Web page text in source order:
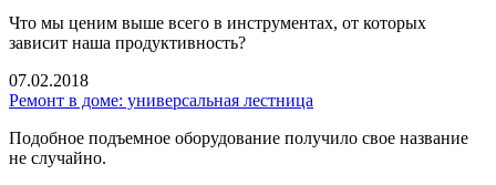
Что мы ценим выше всего в инструментах, от которых
зависит наша продуктивность?
07.02.2018
Ремонт в доме: универсальная лестница
Подобное подъемное оборудование получило свое название
не случайно.